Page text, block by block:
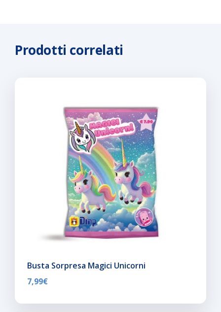
Prodotti correlati
Busta Sorpresa Magici Unicorni
7,99€